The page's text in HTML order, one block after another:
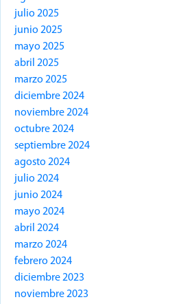
julio 2025
junio 2025
mayo 2025
abril 2025
marzo 2025
diciembre 2024
noviembre 2024
octubre 2024
septiembre 2024
agosto 2024
julio 2024
junio 2024
mayo 2024
abril 2024
marzo 2024
febrero 2024
diciembre 2023
noviembre 2023